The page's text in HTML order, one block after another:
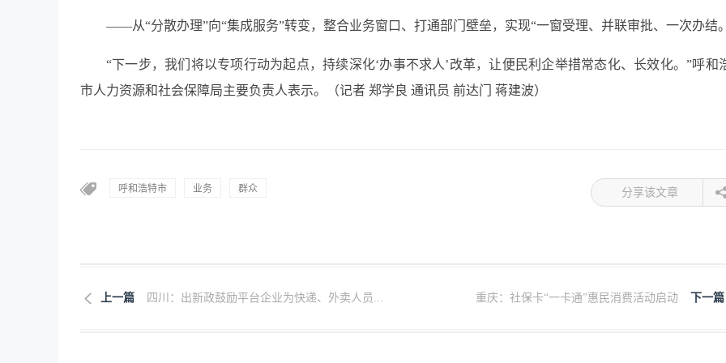
——从“分散办理”向“集成服务”转变，整合业务窗口、打通部门壁垒，实现“一窗受理、并联审批、一次办结
“下一步，我们将以专项行动为起点，持续深化‘办事不求人’改革，让便民利企举措常态化、长效化。”呼和
市人力资源和社会保障局主要负责人表示。（记者 郑学良 通讯员 前达门 蒋建波）
呼和浩特市 业务 群众 分享该文章
上一篇 四川：出新政鼓励平台企业为快递、外卖人员... 下一篇
重庆：社保卡“一卡通”惠民消费活动启动